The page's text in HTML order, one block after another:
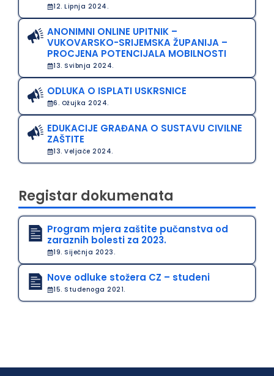
12. Lipnja 2024.
ANONIMNI ONLINE UPITNIK –
VUKOVARSKO-SRIJEMSKA ŽUPANIJA –
PROCJENA POTENCIJALA MOBILNOSTI
13. Svibnja 2024.
ODLUKA O ISPLATI USKRSNICE
6. Ožujka 2024.
EDUKACIJE GRAĐANA O SUSTAVU CIVILNE
ZAŠTITE
13. Veljače 2024.
Registar dokumenata
Program mjera zaštite pučanstva od
zaraznih bolesti za 2023.
19. Siječnja 2023.
Nove odluke stožera CZ – studeni
15. Studenoga 2021.